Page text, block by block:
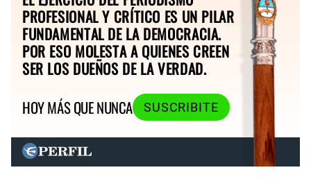
PROFESIONAL Y CRÍTICO ES UN PILAR
FUNDAMENTAL DE LA DEMOCRACIA.
POR ESO MOLESTA A QUIENES CREEN
SER LOS DUEÑOS DE LA VERDAD.
HOY MÁS QUE NUNCA
SUSCRIBITE